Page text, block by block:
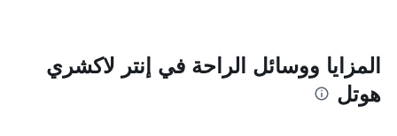
المزايا ووسائل الراحة في إنتر لاكشري
هوتل